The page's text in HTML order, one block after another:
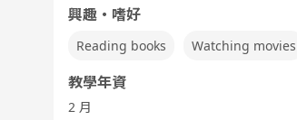
興趣・嗜好
Reading books Watching movies
教學年資
2 月